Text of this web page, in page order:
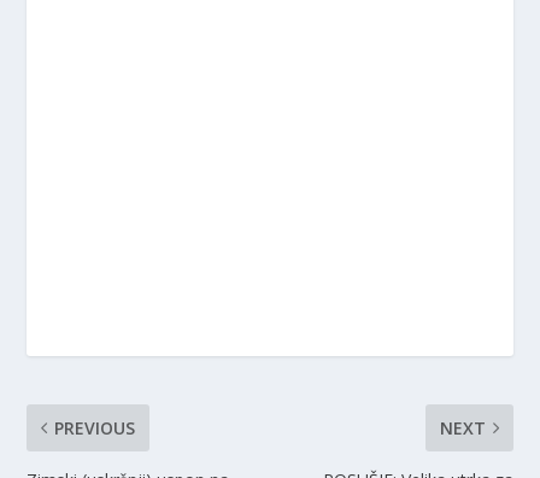
PREVIOUS NEXT